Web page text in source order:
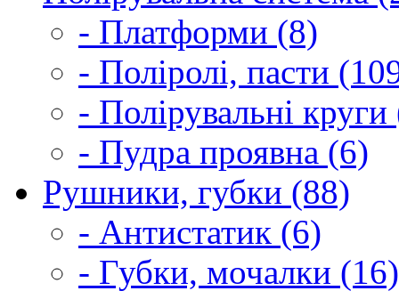
- Платформи (8)
- Поліролі, пасти
- Полірувальні
- Пудра проявна (6)
Рушники, губки (88)
- Антистатик (6)
- Губки, мочалки (16)